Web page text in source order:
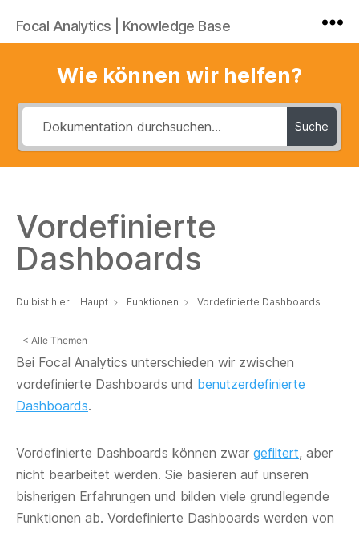
Focal Analytics | Knowledge Base
Wie können wir helfen?
Suche
Vordefinierte
Dashboards
Du bist hier: Haupt Funktionen Vordefinierte Dashboards
< Alle Themen
Bei Focal Analytics unterschieden wir zwischen
vordefinierte Dashboards und benutzerdefinierte
Dashboards.
Vordefinierte Dashboards können zwar gefiltert, aber
nicht bearbeitet werden. Sie basieren auf unseren
bisherigen Erfahrungen und bilden viele grundlegende
Funktionen ab. Vordefinierte Dashboards werden von